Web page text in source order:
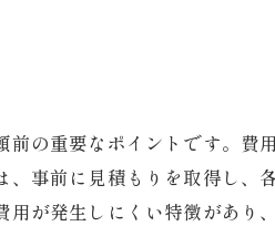
意したい落とし穴
選びの最終チェックポイント
費用の注意点
の重要なポイントです。費
事前に見積もりを取得し、
が発生しにくい特徴があり